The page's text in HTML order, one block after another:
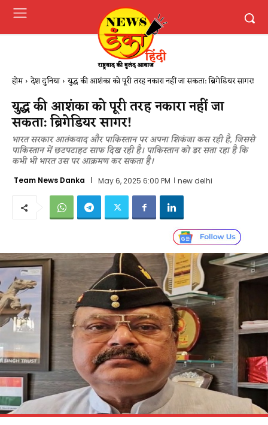
होम देश दुनिया युद्ध की आशंका को पूरी तरह नकारा नहीं जा सकता: ब्रिगेडियर सागर!
युद्ध की आशंका को पूरी तरह नकारा नहीं जा
सकता: ब्रिगेडियर सागर!
भारत सरकार आतंकवाद और पाकिस्तान पर अपना शिकंजा कस रही है, जिससे
पाकिस्तान में छटपटाहट साफ दिख रही है। पाकिस्तान को डर सता रहा है कि
कभी भी भारत उस पर आक्रमण कर सकता है।
Team News Danka May 6, 2025 6:00 PM new delhi